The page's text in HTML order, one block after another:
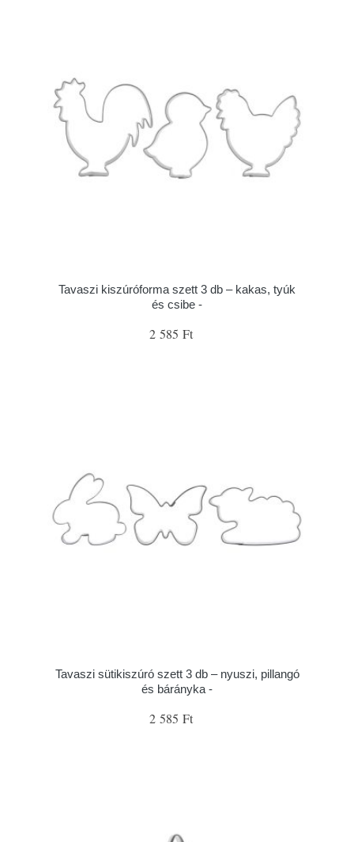
Tavaszi kiszúróforma szett 3 db – kakas, tyúk
és csibe -
2 585 Ft
Tavaszi sütikiszúró szett 3 db – nyuszi, pillangó
és bárányka -
2 585 Ft